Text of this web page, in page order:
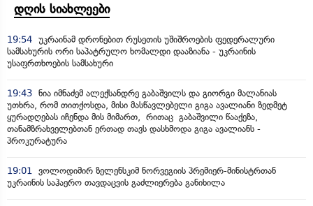
დღის სიახლეები
19:54 უკრაინამ დრონებით რუსეთის უშიშროების ფედერალური
სამსახურის ორი საპატრულო ხომალდი დააზიანა - უკრაინის
უსაფრთხოების სამსახური
19:43 ნია იმნაძემ ალექსანდრე გაბაშვილს და გიორგი მალანიას
უთხრა, რომ თითქოსდა, მისი მასწავლებელი გიგა ავალიანი ზედმეტ
ყურადღებას იჩენდა მის მიმართ, რითაც გაბაშვილი წააქეზა,
თანამზრახველებთან ერთად თავს დასხმოდა გიგა ავალიანს -
პროკურატურა
19:01
ვოლოდიმირ ზელენსკიმ ნორვეგიის პრემიერ-მინისტრთან
უკრაინის საჰაერო თავდაცვის გაძლიერება განიხილა